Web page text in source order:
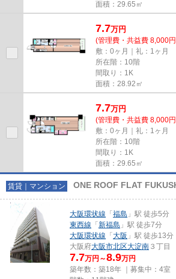
面積：29.65㎡
7.7万円
(管理費・共益費 8,000
敷：0ヶ月｜礼：1ヶ月
所在階：10階
間取り：1K
面積：28.92㎡
7.7万円
(管理費・共益費 8,000
敷：0ヶ月｜礼：1ヶ月
所在階：10階
間取り：1K
面積：29.65㎡
賃貸｜マンション ONE ROOF FLAT
大阪環状線 「 福島 」駅 徒歩5分
東西線 「 新福島 」駅 徒歩7分
大阪環状線 「 大阪 」駅 徒歩13分
大阪府大阪市北区大淀南 ３丁目
7.7万円～8.9万円
築年数：築18年 ｜募集中： 4室